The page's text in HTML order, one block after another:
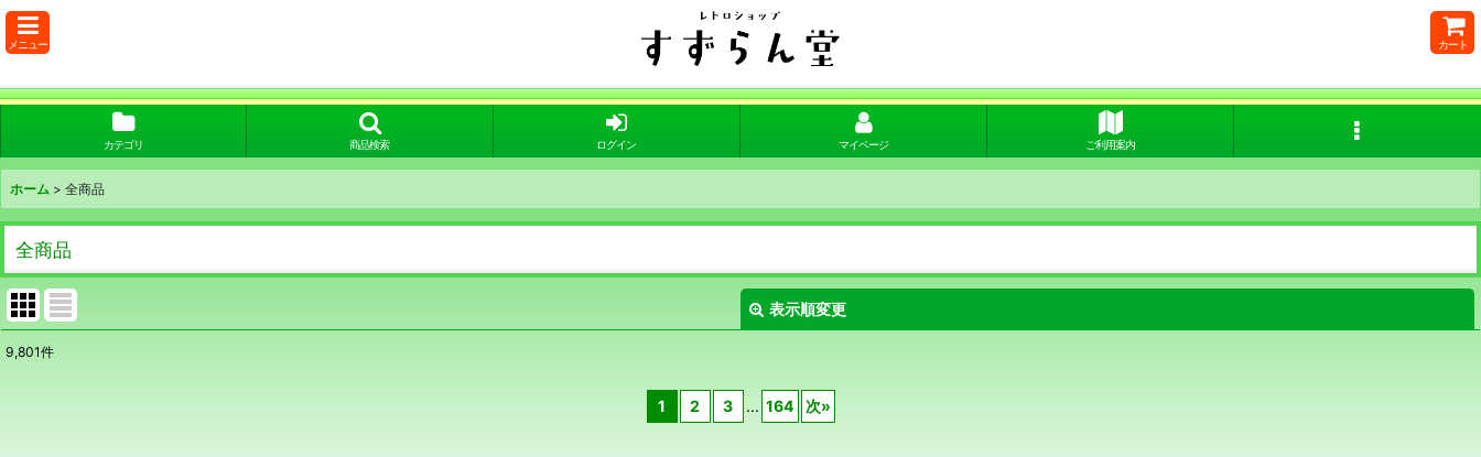
メニュー カート
カテゴリ 商品検索 ログイン マイページ ご利用案内
ホーム > 全商品
全商品
表示順変更
9,801件
1 2 3 ... 164 次»